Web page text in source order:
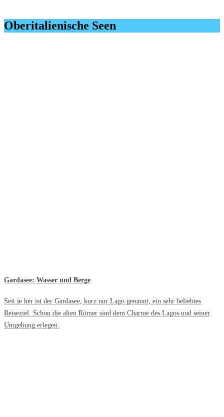
Oberitalienische Seen
Gardasee: Wasser und Berge
Seit je her ist der Gardasee, kurz nur Lago genannt, ein sehr beliebtes
Reiseziel. Schon die alten Römer sind dem Charme des Lagos und seiner
Umgebung erlegen.